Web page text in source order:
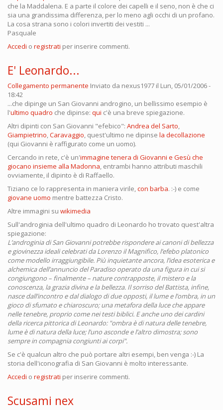
che la Maddalena. E a parte il colore dei capelli e il seno, non è che ci
sia una grandissima differenza, per lo meno agli occhi di un profano.
La cosa strana sono i colori invertiti dei vestiti ...
Pasquale
Accedi o registrati per inserire commenti.
E' Leonardo...
Collegamento permanente Inviato da nexus1977 il Lun, 05/01/2006 -
18:42
...che dipinge un San Giovanni androgino, un bellissimo esempio è
l'ultimo quadro che dipinse: qui c'è una breve spiegazione.
Altri dipinti con San Giovanni "efebico": Andrea del Sarto,
Giampietrino,Caravaggio, quest'ultimo ne dipinse la decollazione
(qui Giovanni è raffigurato come un uomo).
Cercando in rete, c'è un'immagine tenera di Giovanni e Gesù che
giocano insieme alla Madonna, entrambi hanno attributi maschili
ovviamente, il dipinto è di Raffaello.
Tiziano ce lo rappresenta in maniera virile,con barba. :-) e come
giovane uomo mentre battezza Cristo.
Altre immagini su wikimedia
Sull'androginia dell'ultimo quadro di Leonardo ho trovato quest'altra
spiegazione:
L’androginia di San Giovanni potrebbe rispondere ai canoni di bellezza
e giovinezza ideali celebrati da Lorenzo il Magnifico, l’efebo platonico
come modello irraggiungibile. Più inquietante ancora, l’idea esoterica e
alchemica dell’annuncio del Paradiso operato da una figura in cui si
congiungono – finalmente – nature contrapposte, il mistero e la
conoscenza, la grazia divina e la bellezza. Il sorriso del Battista, infine,
nasce dall’incontro e dal dialogo di due opposti, il lume e l’ombra, in un
gioco di sfumato e chiaroscuro; una metafora della luce che appare
nelle tenebre, proprio come nei testi biblici. E anche uno dei cardini
della ricerca pittorica di Leonardo: "ombra è di natura delle tenebre,
lume è di natura della luce; l’uno asconde e l’altro dimostra; sono
sempre in compagnia congiunti ai corpi".
Se c'è qualcun altro che può portare altri esempi, ben venga :-) La
storia dell'iconografia di San Giovanni è molto interessante.
Accedi o registrati per inserire commenti.
Scusami nex